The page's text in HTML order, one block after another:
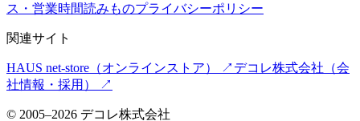
ス・営業時間読みものプライバシーポリシー
関連サイト
HAUS net-store （オンラインストア） ↗ デコレ株式会社 （会
社情報・採用） ↗
© 2005–2026 デコレ株式会社